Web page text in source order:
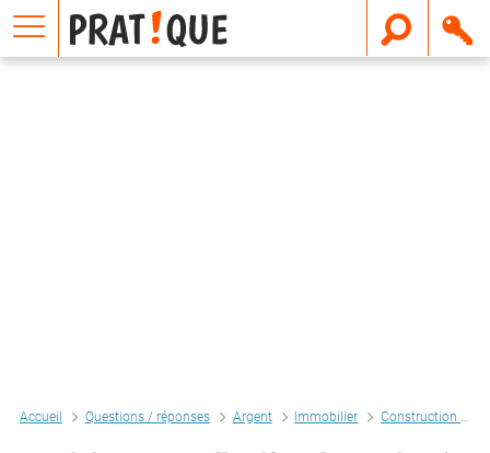
Accueil Questions / réponses Argent Immobilier Construction et travaux
E
m
a